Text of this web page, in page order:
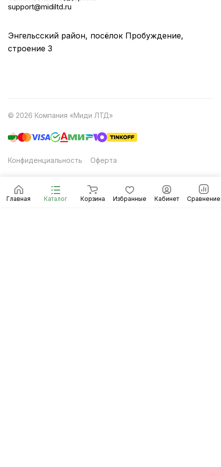
Главная Каталог Корзина Избранные Кабинет Сравнение
support@midiltd.ru
Энгельсский район, посёлок Пробуждение,
строение 3
© 2026 Компания «Миди ЛТД»
Конфиденциальность Оферта